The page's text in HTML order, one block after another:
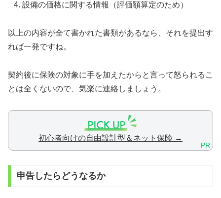
設備の価格に関する情報（評価額算定のため）
以上の内容が全て書かれた書類があるなら、それを提出す
れば一発ですね。
契約後に保険の対象に手を加えたからと言って怒られるこ
とは全くないので、気楽に連絡しましょう。
初心者向けの自由設計型＆ネット保険 →
PR
申告したらどうなるか